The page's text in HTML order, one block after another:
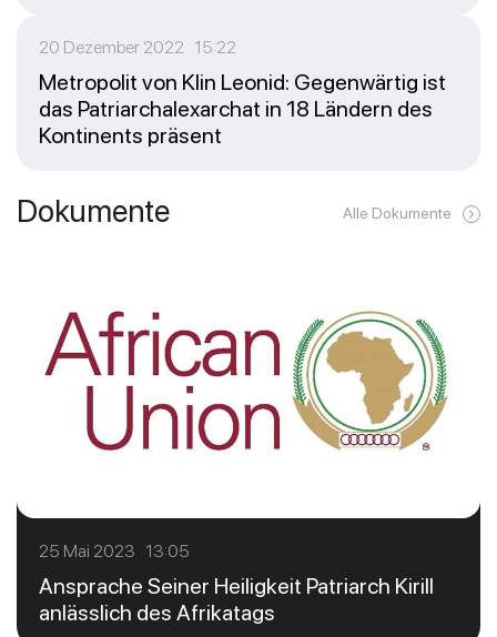
20 Dezember 2022 15:22
Metropolit von Klin Leonid: Gegenwärtig ist
das Patriarchalexarchat in 18 Ländern des
Kontinents präsent
Dokumente Alle Dokumente
25 Mai 2023 13:05
Ansprache Seiner Heiligkeit Patriarch Kirill
anlässlich des Afrikatags